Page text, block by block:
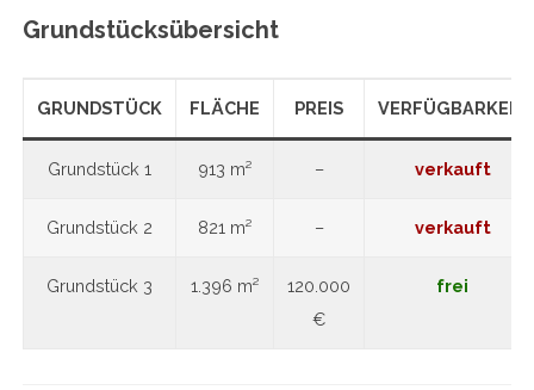
Grundstücksübersicht
GRUNDSTÜCK FLÄCHE PREIS VERFÜGBARKEIT
Grundstück 1 913 m² – verkauft
Grundstück 2 821 m² – verkauft
Grundstück 3 1.396 m²
120.000
€
frei